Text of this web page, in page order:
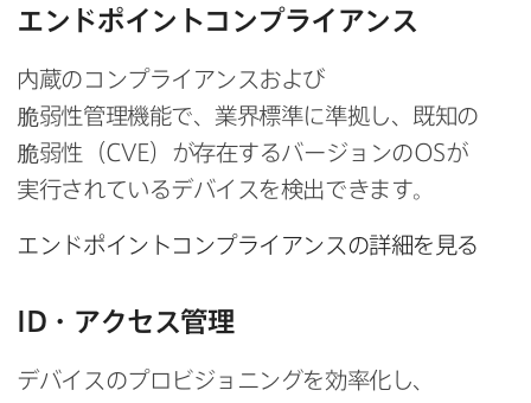
エンドポイントコンプライアンス
内蔵の​コンプライアンスおよび​
脆弱性管理機能で、​業界標準に​準拠し、​既知の​
脆弱性​（CVE）が​存在する​バージョンのOSが​
実行されている​デバイスを​検出できます。
エンドポイントコンプライアンスの​詳細を​見る
ID ・アクセス管理
デバイスの​プロビジョニングを​効率化し、